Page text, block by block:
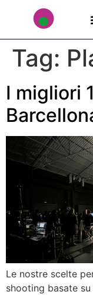
Tag:
I migliori
Le nostre scelte
shooting basate